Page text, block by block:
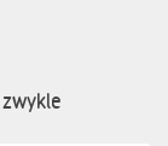
zwykle